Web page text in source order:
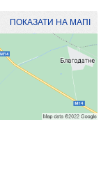
ПОКАЗАТИ НА МАПІ